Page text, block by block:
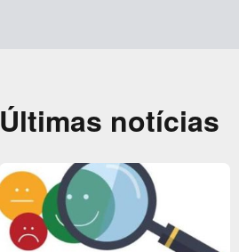
Últimas notícias